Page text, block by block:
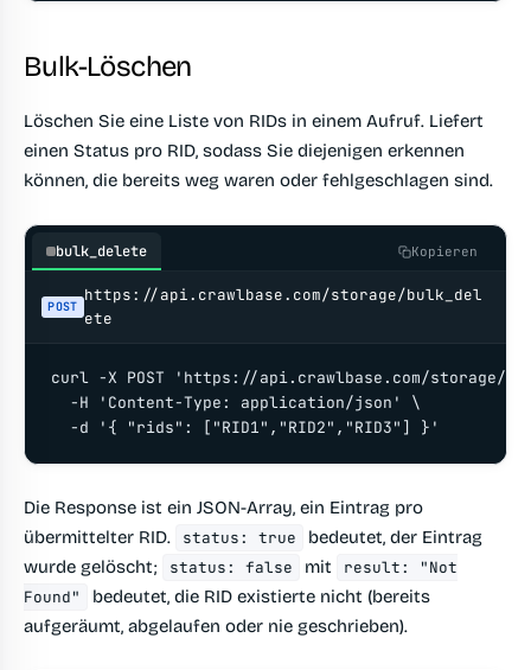
Bulk-Löschen
Löschen Sie eine Liste von RIDs in einem Aufruf. Liefert
einen Status pro RID, sodass Sie diejenigen erkennen
können, die bereits weg waren oder fehlgeschlagen sind.
bulk_delete Kopieren
POST
https://api.crawlbase.com/storage/bulk_del
ete
curl -X POST 'https://api.crawlbase.com/storage/
  -H 'Content-Type: application/json' \
  -d '{ "rids": ["RID1","RID2","RID3"] }'
Die Response ist ein JSON-Array, ein Eintrag pro
übermittelter RID.
status: true
bedeutet, der Eintrag
wurde gelöscht;
status: false mit
result: "Not
Found"
bedeutet, die RID existierte nicht (bereits
aufgeräumt, abgelaufen oder nie geschrieben).